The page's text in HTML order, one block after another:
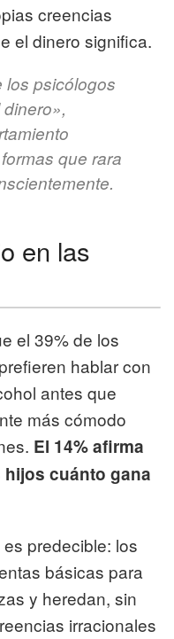
creencias
el dinero significa.
los psicólogos
que rara
en las
el 39% de los
hablar con
antes que
más cómodo
El 14% afirma
cuánto gana
predecible: los
básicas para
y heredan, sin
irracionales